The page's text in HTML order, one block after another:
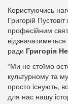
Користуючись
Григорій
професійним
ради Григорія
“Ми не стоїмо
культурному та
просто існують,
для нас нашу